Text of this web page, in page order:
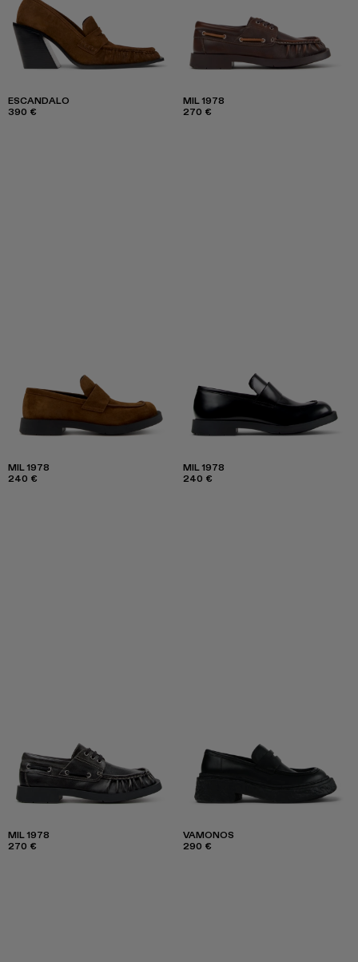
ESCANDALO
390 €
MIL 1978
270 €
MIL 1978
240 €
MIL 1978
240 €
MIL 1978
270 €
VAMONOS
290 €